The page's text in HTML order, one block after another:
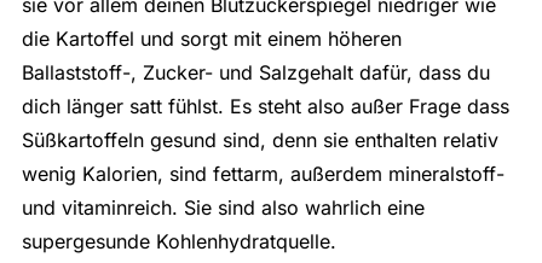
die Kartoffel und sorgt mit einem höheren
Ballaststoff-, Zucker- und Salzgehalt dafür, dass du
dich länger satt fühlst. Es steht also außer Frage dass
Süßkartoffeln gesund sind, denn sie enthalten relativ
wenig Kalorien, sind fettarm, außerdem mineralstoff-
und vitaminreich. Sie sind also wahrlich eine
supergesunde Kohlenhydratquelle.